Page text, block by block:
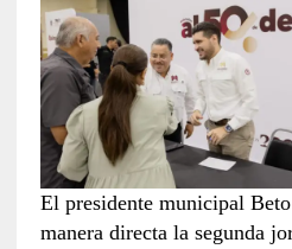
El presidente municipal
manera directa la segunda